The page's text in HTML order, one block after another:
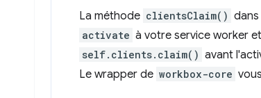
La méthode clientsClaim() dans
activate à votre service worker
self.clients.claim() avant
Le wrapper de workbox-core